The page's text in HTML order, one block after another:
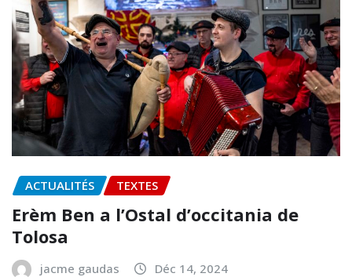
ACTUALITÉS TEXTES
Erèm Ben a l’Ostal d’occitania de
Tolosa
jacme gaudas Déc 14, 2024